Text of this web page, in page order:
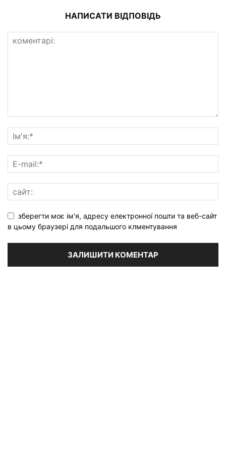
НАПИСАТИ ВІДПОВІДЬ
зберегти моє ім'я, адресу електронної пошти та веб-сайт
в цьому браузері для подальшого клментування